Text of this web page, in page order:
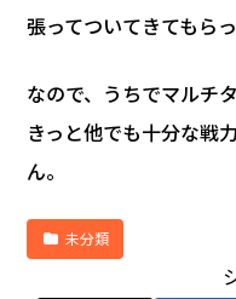
張ってついてきてもらっ
なので、うちでマルチ
きっと他でも十分な戦
ん。
未分類